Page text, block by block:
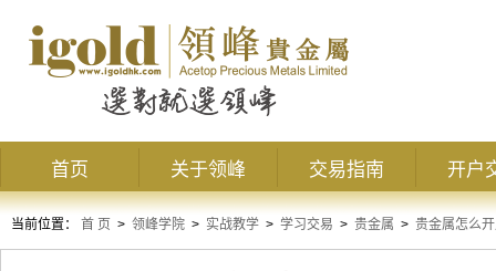
首页 关于领峰 交易指南 开户
当前位置： 首 页 > 领峰学院 > 实战教学 > 学习交易 > 贵金属 > 贵金属怎么